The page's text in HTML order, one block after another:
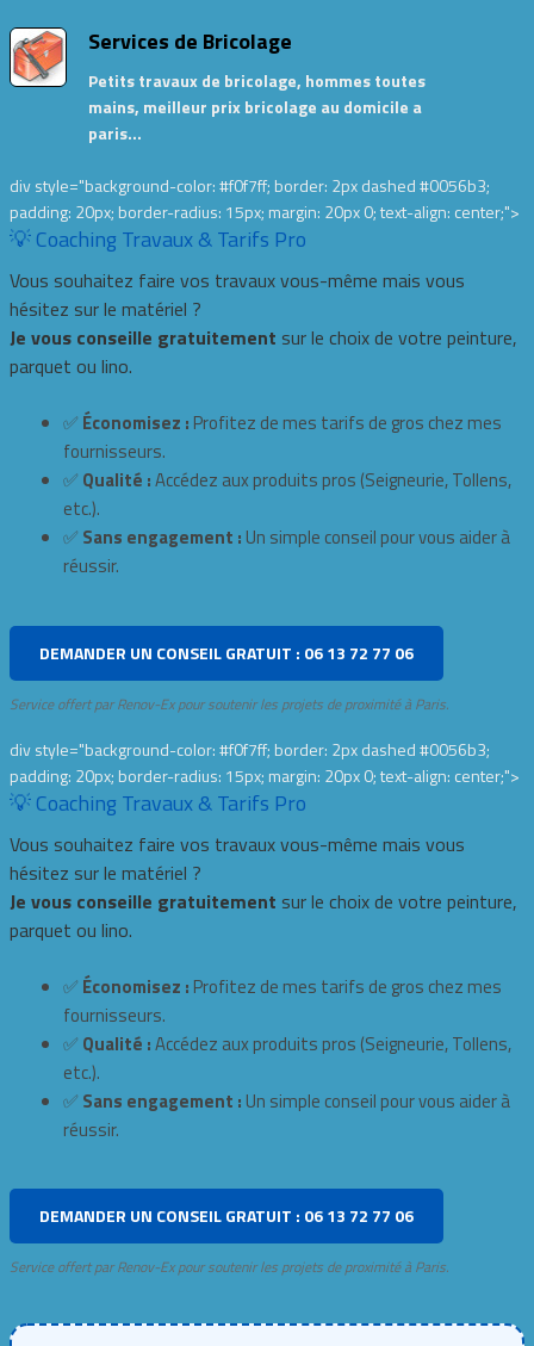
Services de Bricolage
Petits travaux de bricolage, hommes toutes
mains, meilleur prix bricolage au domicile a
paris…
div style="background-color: #f0f7ff; border: 2px dashed #0056b3;
padding: 20px; border-radius: 15px; margin: 20px 0; text-align: center;">
💡 Coaching Travaux & Tarifs Pro
Vous souhaitez faire vos travaux vous-même mais vous
hésitez sur le matériel ?
Je vous conseille gratuitement sur le choix de votre peinture,
parquet ou lino.
✅ Économisez : Profitez de mes tarifs de gros chez mes
fournisseurs.
✅ Qualité :Accédez aux produits pros (Seigneurie, Tollens,
etc.).
✅ Sans engagement : Un simple conseil pour vous aider à
réussir.
DEMANDER UN CONSEIL GRATUIT : 06 13 72 77 06
Service offert par Renov-Ex pour soutenir les projets de proximité à Paris.
div style="background-color: #f0f7ff; border: 2px dashed #0056b3;
padding: 20px; border-radius: 15px; margin: 20px 0; text-align: center;">
💡 Coaching Travaux & Tarifs Pro
Vous souhaitez faire vos travaux vous-même mais vous
hésitez sur le matériel ?
Je vous conseille gratuitement sur le choix de votre peinture,
parquet ou lino.
✅ Économisez : Profitez de mes tarifs de gros chez mes
fournisseurs.
✅ Qualité :Accédez aux produits pros (Seigneurie, Tollens,
etc.).
✅ Sans engagement : Un simple conseil pour vous aider à
réussir.
DEMANDER UN CONSEIL GRATUIT : 06 13 72 77 06
Service offert par Renov-Ex pour soutenir les projets de proximité à Paris.